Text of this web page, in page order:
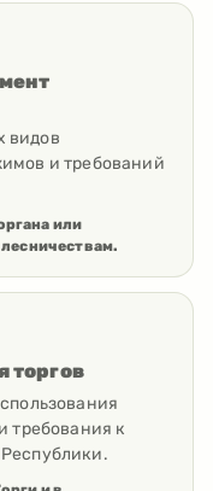
видов
и требований
или
торгов
требования к